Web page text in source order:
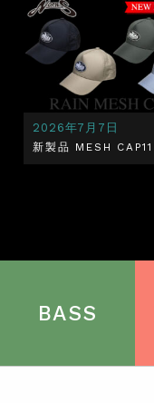
2026年7月7日
新製品 MESH CAP11
BASS